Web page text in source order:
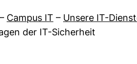
– Campus IT – Unsere IT-
der IT-Sicherheit